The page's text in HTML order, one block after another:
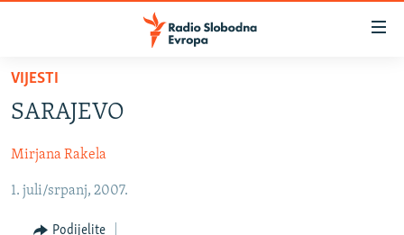
Pređite
glavni
Pređite
na
navigaciju
BOSNA I HERCEGOVINA
SRBIJA
KOSOVO
CRNA GORA
VIJESTI
SARAJEVO
Mirjana Rakela
1. juli/srpanj, 2007.
Podijelite